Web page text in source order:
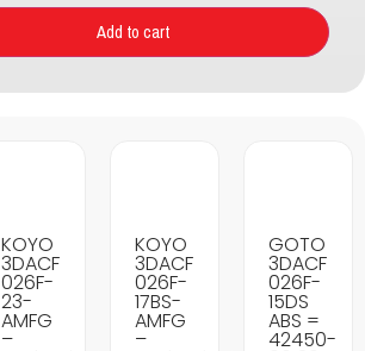
Add to cart
KOYO
3DACF
026F-
23-
AMFG
–
KOYO
3DACF
026F-
17BS-
AMFG
–
GOTO
3DACF
026F-
15DS
ABS =
42450-